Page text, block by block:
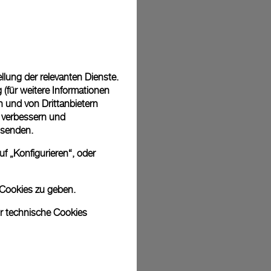
bei den Bildern um Archivfotos handelt. Die Farben und Größen
leicht abweichen.
der relevanten Dienste.
weitere Informationen
und von Drittanbietern
und
„Konfigurieren“, oder
zu geben.
technische Cookies